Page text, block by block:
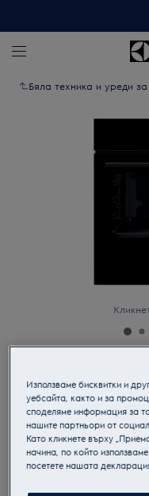
Бяла техника и уреди
Продуктов информационен
Използваме бисквитки и
уебсайта, както и за
споделяме информация за
нашите партньори от
Като кликнете върху
начина, по който
посетете нашата